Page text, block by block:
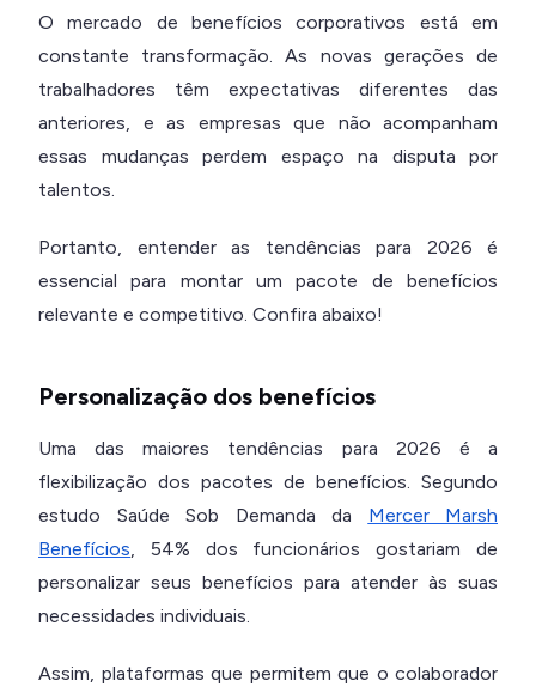
O mercado de benefícios corporativos está em
constante transformação. As novas gerações de
trabalhadores têm expectativas diferentes das
anteriores, e as empresas que não acompanham
essas mudanças perdem espaço na disputa por
talentos.
Portanto, entender as tendências para 2026 é
essencial para montar um pacote de benefícios
relevante e competitivo. Confira abaixo!
Personalização dos benefícios
Uma das maiores tendências para 2026 é a
flexibilização dos pacotes de benefícios. Segundo
estudo Saúde Sob Demanda da Mercer Marsh
Benefícios, 54% dos funcionários gostariam de
personalizar seus benefícios para atender às suas
necessidades individuais.
Assim, plataformas que permitem que o colaborador